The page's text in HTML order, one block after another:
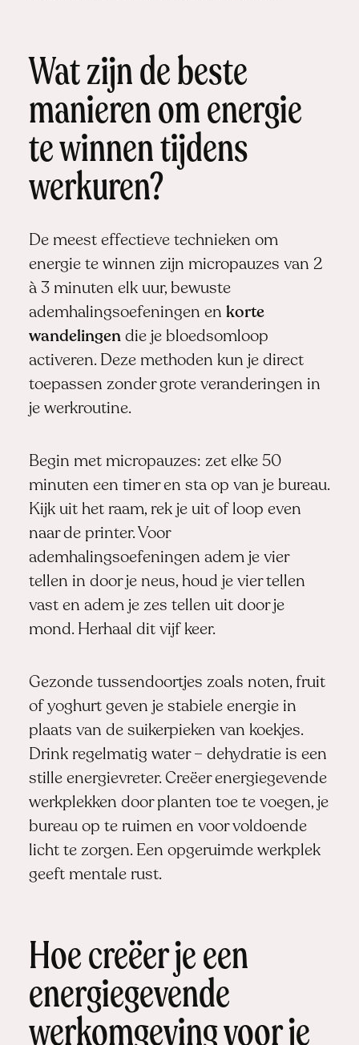
Wat zijn de beste
manieren om energie
te winnen tijdens
werkuren?
De meest effectieve technieken om
energie te winnen zijn micropauzes van 2
à 3 minuten elk uur, bewuste
ademhalingsoefeningen en korte
wandelingendie je bloedsomloop
activeren. Deze methoden kun je direct
toepassen zonder grote veranderingen in
je werkroutine.
Begin met micropauzes: zet elke 50
minuten een timer en sta op van je bureau.
Kijk uit het raam, rek je uit of loop even
naar de printer. Voor
ademhalingsoefeningen adem je vier
tellen in door je neus, houd je vier tellen
vast en adem je zes tellen uit door je
mond. Herhaal dit vijf keer.
Gezonde tussendoortjes zoals noten, fruit
of yoghurt geven je stabiele energie in
plaats van de suikerpieken van koekjes.
Drink regelmatig water – dehydratie is een
stille energievreter. Creëer energiegevende
werkplekken door planten toe te voegen, je
bureau op te ruimen en voor voldoende
licht te zorgen. Een opgeruimde werkplek
geeft mentale rust.
Hoe creëer je een
energiegevende
werkomgeving voor je